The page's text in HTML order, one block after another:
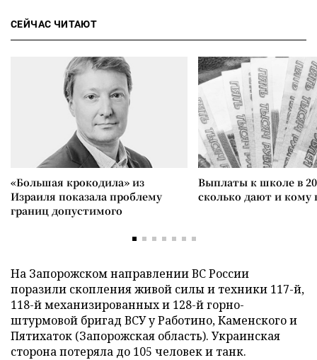
СЕЙЧАС ЧИТАЮТ
«Большая крокодила» из
Израиля показала проблему
границ допустимого
Выплаты к школе в
сколько дают и
На Запорожском направлении ВС России
поразили скопления живой силы и техники 117-й,
118-й механизированных и 128-й горно-
штурмовой бригад ВСУ у Работино, Каменского и
Пятихаток (Запорожская область). Украинская
сторона потеряла до 105 человек и танк.